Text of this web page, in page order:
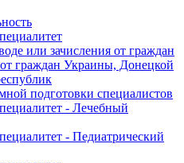
или зачисления от граждан
граждан Украины, Донецкой
подготовки специалистов
- Лечебный
- Педиатрический